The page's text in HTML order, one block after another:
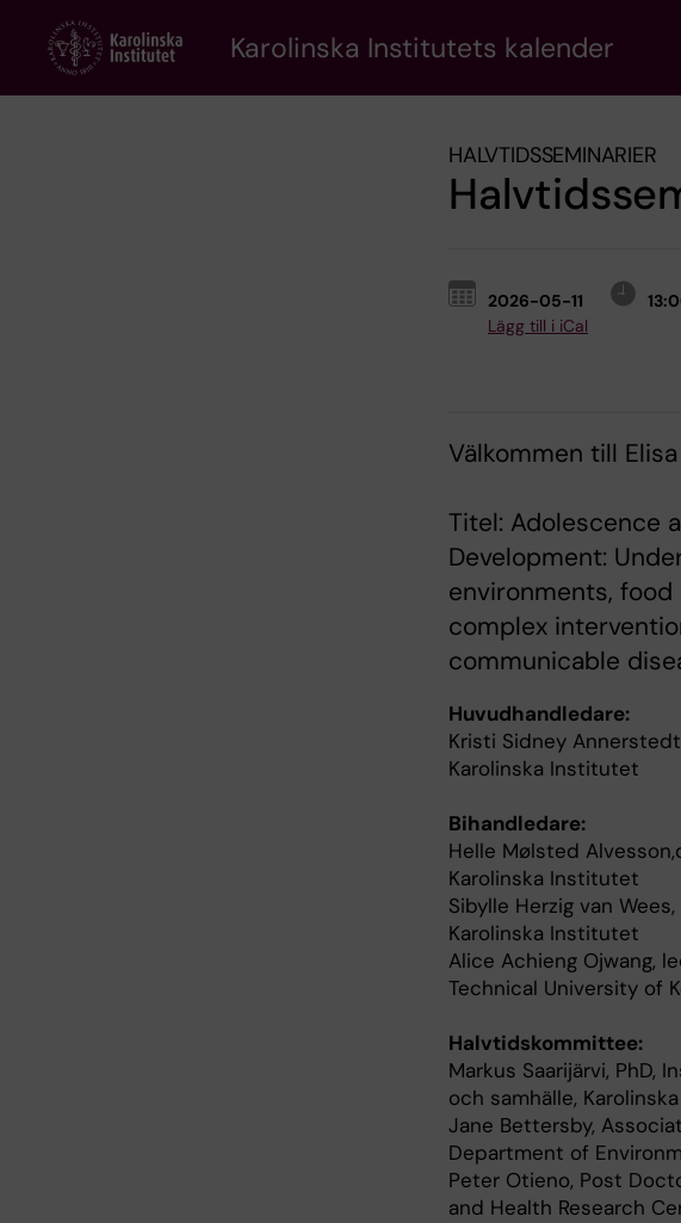
content
Karolinska Institutets kalender
HALVTIDSSEMINARIER
2026-05-11
Lägg till i iCal
Välkommen till
Titel: Adolescence
Development:
environments,
complex
communicable
Huvudhandledare:
Kristi Sidney
Karolinska Institutet
Bihandledare:
Helle Mølsted
Karolinska Institutet
Sibylle Herzig van
Karolinska Institutet
Alice Achieng Ojwang,
Technical University of
Halvtidskommittee:
Markus Saarijärvi, PhD,
och samhälle,
Jane Bettersby,
Department of
Peter Otieno, Post
and Health Research